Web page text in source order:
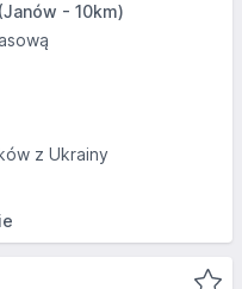
- 10km)
z Ukrainy